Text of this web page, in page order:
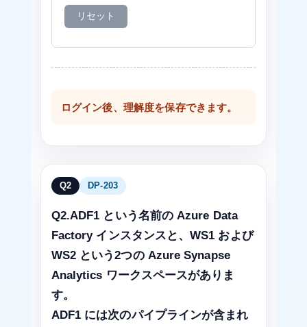
リセット
ログイン後、理解度を保存できます。
Q2 DP-203
Q2.ADF1 という名前の Azure Data
Factory インスタンスと、WS1 および
WS2 という2つの Azure Synapse
Analytics ワークスペースがありま
す。
ADF1 には次のパイプラインが含まれ